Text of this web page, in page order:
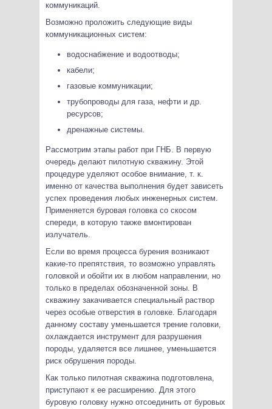
коммуникаций.
Возможно проложить следующие виды
коммуникационных систем:
водоснабжение и водоотводы;
кабели;
газовые коммуникации;
трубопроводы для газа, нефти и др.
ресурсов;
дренажные системы.
Рассмотрим этапы работ при ГНБ. В первую
очередь делают пилотную скважину. Этой
процедуре уделяют особое внимание, т. к.
именно от качества выполнения будет зависеть
успех проведения любых инженерных систем.
Применяется буровая головка со скосом
спереди, в которую также вмонтирован
излучатель.
Если во время процесса бурения возникают
какие-то препятствия, то возможно управлять
головкой и обойти их в любом направлении, но
только в пределах обозначенной зоны. В
скважину закачивается специальный раствор
через особые отверстия в головке. Благодаря
данному составу уменьшается трение головки,
охлаждается инструмент для разрушения
породы, удаляется все лишнее, уменьшается
риск обрушения породы.
Как только пилотная скважина подготовлена,
приступают к ее расширению. Для этого
буровую головку нужно отсоединить от буровых